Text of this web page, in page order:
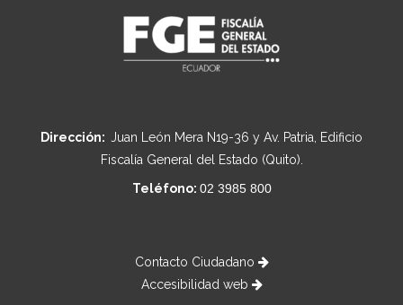
Dirección: Juan León Mera N19-36 y Av. Patria, Edificio
Fiscalía General del Estado (Quito).
Teléfono: 02 3985 800
Contacto Ciudadano
Accesibilidad web